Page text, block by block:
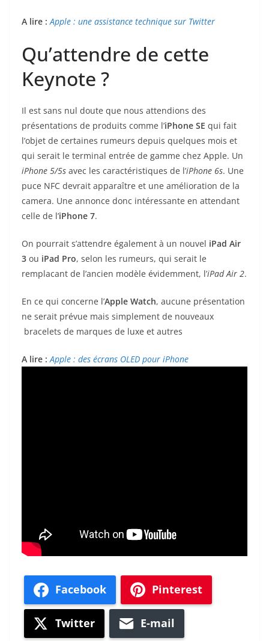
A lire : Apple : une assistance technique sur Twitter
Qu’attendre de cette
Keynote ?
Il est sans nul doute que nous attendions des
présentations de produits comme l’iPhone SE qui fait
l’objet de certaines rumeurs depuis quelques mois et
qui serait le terminal entrée de gamme chez Apple. Un
iPhone 5/5s avec les caractéristiques de l’iPhone 6s. Une
puce NFC devrait apparaître et une amélioration de la
camera. Une annonce donc intéressante en attendant
celle de l’iPhone 7.
On pourrait s’attendre également à un nouvel iPad Air
3 ou iPad Pro, selon les rumeurs, qui serait le
remplacant de l’ancien modèle évidemment, l’iPad Air 2.
En ce qui concerne l’Apple Watch, aucune présentation
ne serait prévue mais simplement de nouveaux
bracelets de marques de luxe et autres
A lire : Apple : des écrans OLED pour iPhone
Facebook Pinterest
Twitter E-mail